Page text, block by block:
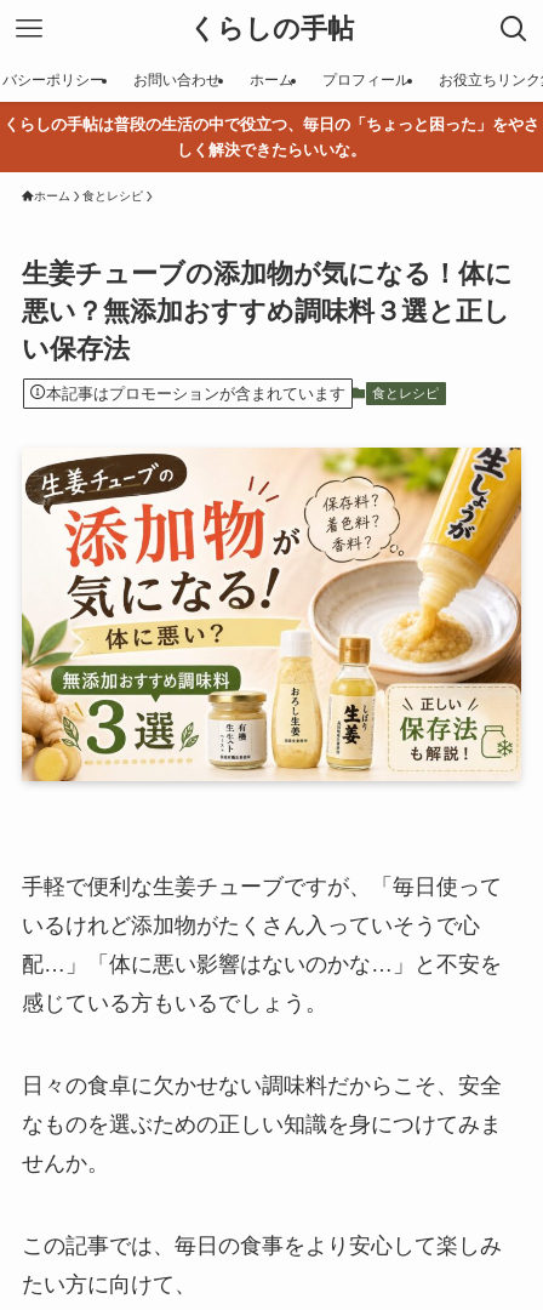
くらしの手帖
シーポリシー お問い合わせ ホーム プロフィール お役立ちリン
くらしの手帖は普段の生活の中で役立つ、毎日の「ちょっと困った」をやさ
しく解決できたらいいな。
ホーム 食とレシピ
生姜チューブの添加物が気になる！体に
悪い？無添加おすすめ調味料３選と正し
い保存法
本記事はプロモーションが含まれています 食とレシピ
手軽で便利な生姜チューブですが、「毎日使って
いるけれど添加物がたくさん入っていそうで心
配…」「体に悪い影響はないのかな…」と不安を
感じている方もいるでしょう。
日々の食卓に欠かせない調味料だからこそ、安全
なものを選ぶための正しい知識を身につけてみま
せんか。
この記事では、毎日の食事をより安心して楽しみ
たい方に向けて、